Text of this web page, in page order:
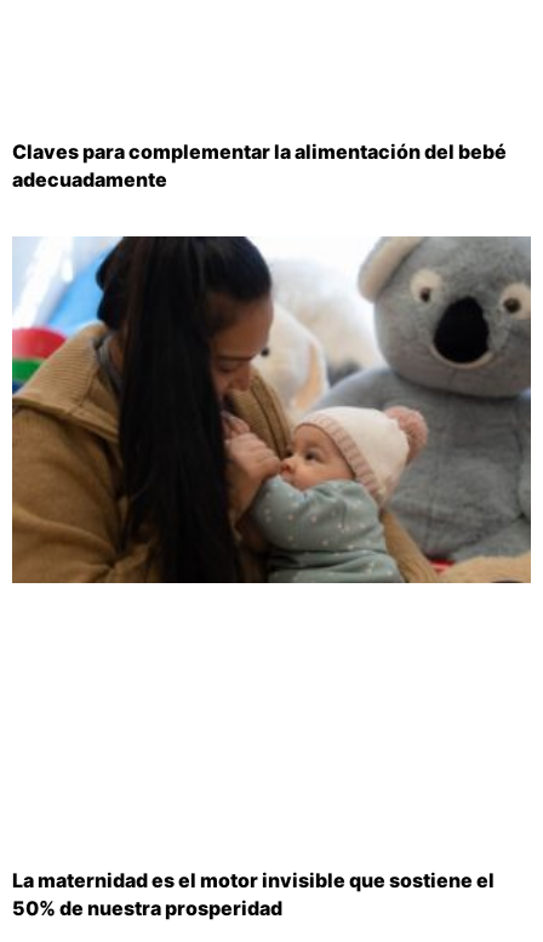
Claves para complementar la alimentación del bebé
adecuadamente
La maternidad es el motor invisible que sostiene el
50% de nuestra prosperidad